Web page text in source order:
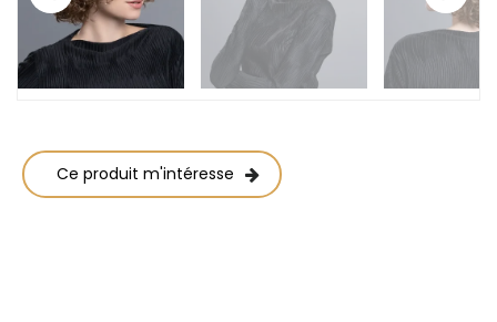
Previous Next
Ce produit m'intéresse